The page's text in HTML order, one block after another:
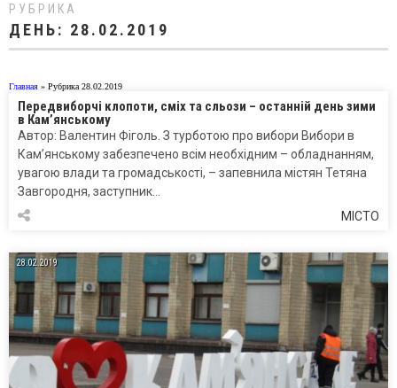
РУБРИКА
ДЕНЬ: 28.02.2019
Главная » Рубрика 28.02.2019
Передвиборчі клопоти, сміх та сльози – останній день зими
в Кам’янському
Автор: Валентин Фіголь. З турботою про вибори Вибори в
Кам’янському забезпечено всім необхідним – обладнанням,
увагою влади та громадськості, – запевнила містян Тетяна
Завгородня, заступник…
МІСТО
28.02.2019